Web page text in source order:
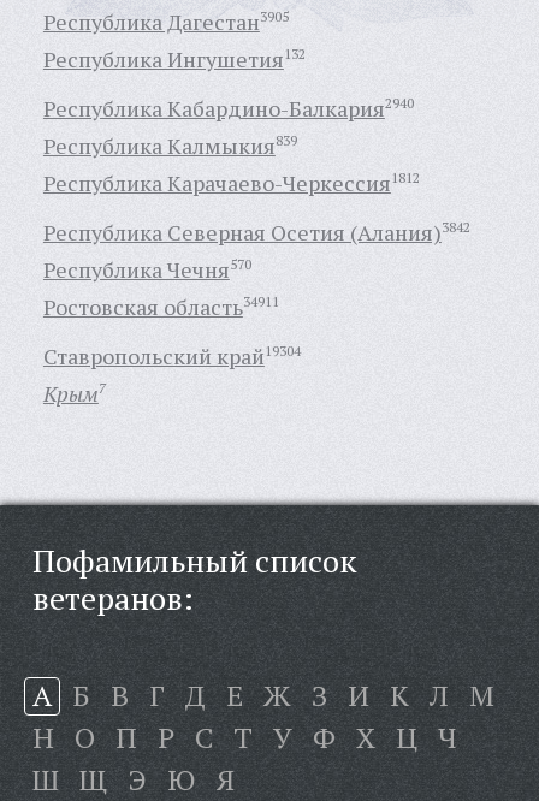
Республика Дагестан3905
Республика Ингушетия132
Республика Кабардино-Балкария2940
Республика Калмыкия839
Республика Карачаево-Черкессия1812
Республика Северная Осетия (Алания)3842
Республика Чечня570
Ростовская область34911
Ставропольский край19304
Крым7
Пофамильный список
ветеранов:
А Б В Г Д Е Ж З И К Л М
Н О П Р С Т У Ф Х Ц Ч
Ш Щ Э Ю Я